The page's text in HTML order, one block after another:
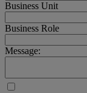
Business Unit
Business Role
Message: